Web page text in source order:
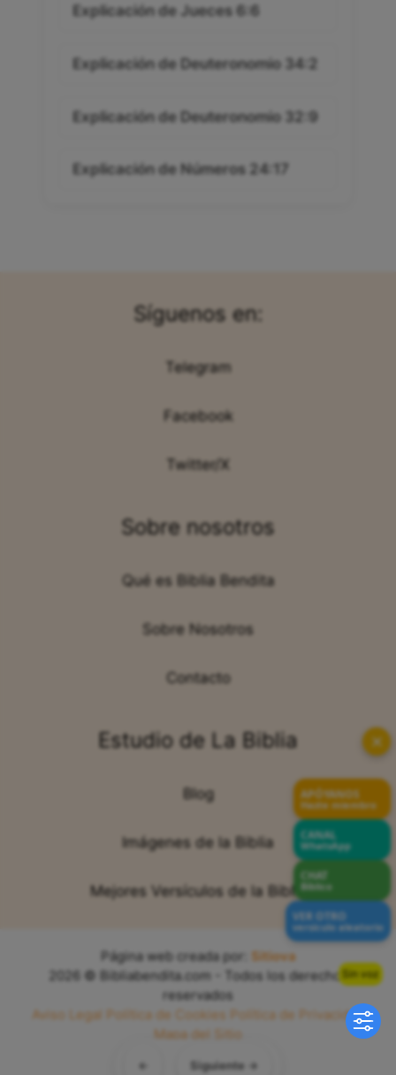
← Siguiente →
Sin voz
Explicación de Jueces 6:6
Explicación de Deuteronomio 34:2
Explicación de Deuteronomio 32:9
Explicación de Números 24:17
Síguenos en:
Telegram
Facebook
Twitter/X
Sobre nosotros
Qué es Biblia Bendita
Sobre Nosotros
Contacto
Estudio de La Biblia
Blog
Imágenes de la Biblia
Mejores Versículos de la Biblia
Página web creada por:
Sitiova
2026 © Bibliabendita.com - Todos los derechos
reservados
Aviso Legal
Política de Cookies
Política de Privacidad
Mapa del Sitio
✕
APÓYANOS
Hazte miembro
CANAL
WhatsApp
CHAT
Bíblico
VER OTRO
versículo aleatorio